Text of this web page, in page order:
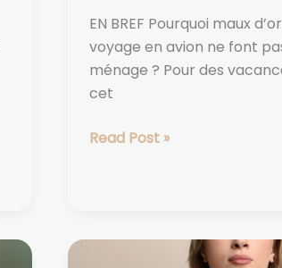
EN BREF Pourquoi maux
voyage en avion ne font
ménage ? Pour des
cet
Read Post »